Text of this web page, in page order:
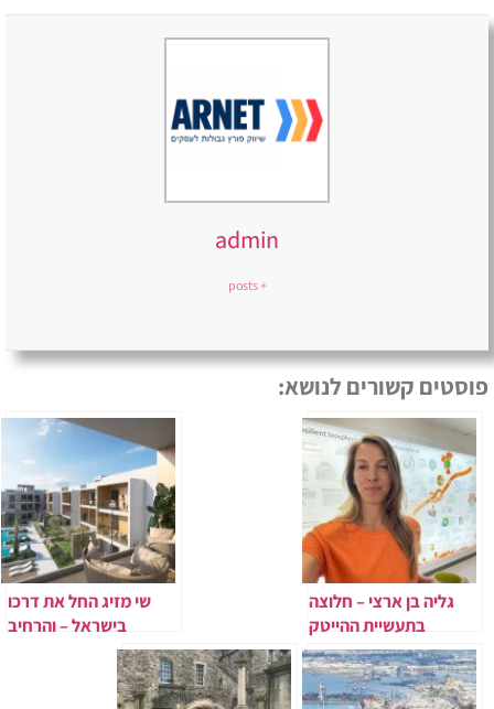
admin
+ posts
פוסטים קשורים לנושא:
גליה בן ארצי – חלוצה
בתעשיית ההייטק
והבלוקצ'יין הישראלית​
שי מזיג החל את דרכו
בישראל – והרחיב
פעילות לשוק הבינלאומי